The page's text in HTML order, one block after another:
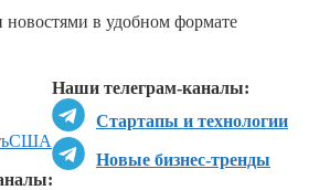
в удобном формате
Наши телеграм-каналы:
Стартапы и технологии
Новые бизнес-тренды
США